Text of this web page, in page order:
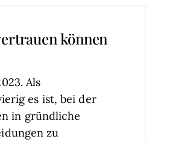
können
Als
es ist, bei der
in gründliche
zu